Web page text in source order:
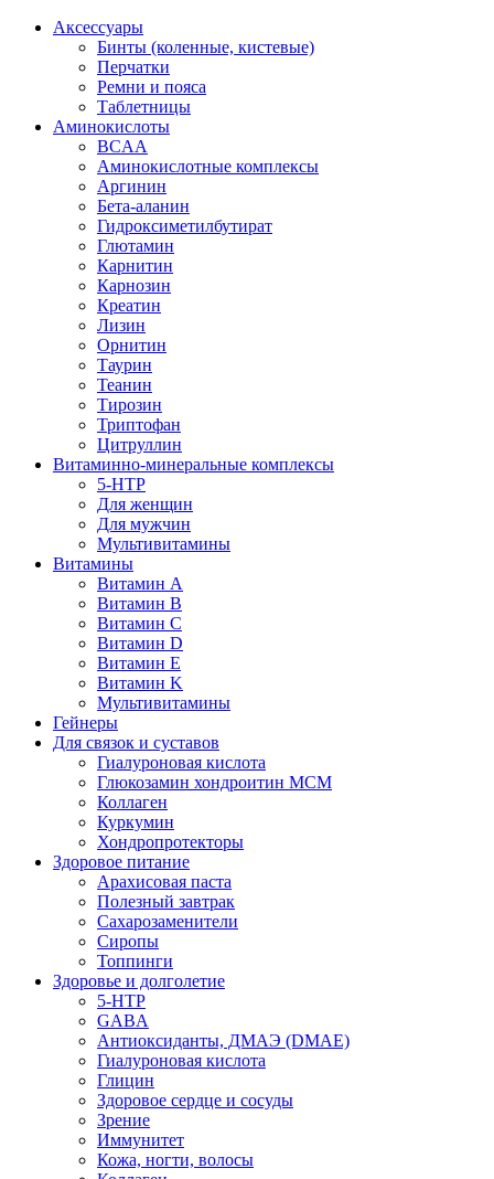
Аксессуары
Бинты (коленные, кистевые)
Перчатки
Ремни и пояса
Таблетницы
Аминокислоты
BCAA
Аминокислотные комплексы
Аргинин
Бета-аланин
Гидроксиметилбутират
Глютамин
Карнитин
Карнозин
Креатин
Лизин
Орнитин
Таурин
Теанин
Тирозин
Триптофан
Цитруллин
Витаминно-минеральные комплексы
5-HTP
Для женщин
Для мужчин
Мультивитамины
Витамины
Витамин A
Витамин B
Витамин C
Витамин D
Витамин E
Витамин K
Мультивитамины
Гейнеры
Для связок и суставов
Гиалуроновая кислота
Глюкозамин хондроитин МСМ
Коллаген
Куркумин
Хондропротекторы
Здоровое питание
Арахисовая паста
Полезный завтрак
Сахарозаменители
Сиропы
Топпинги
Здоровье и долголетие
5-HTP
GABA
Антиоксиданты, ДМАЭ (DMAE)
Гиалуроновая кислота
Глицин
Здоровое сердце и сосуды
Зрение
Иммунитет
Кожа, ногти, волосы